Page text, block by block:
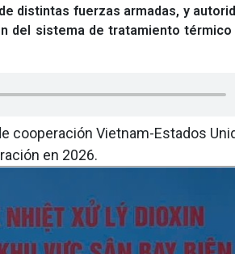
distintas fuerzas armadas, y
del sistema de tratamiento térmico
Vietnam-Estados
en 2026.